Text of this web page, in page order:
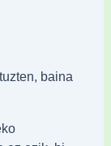
baina